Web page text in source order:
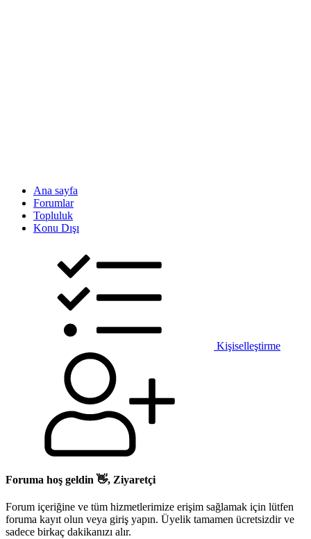
Ana sayfa
Forumlar
Topluluk
Konu Dışı
Kişiselleştirme
Foruma hoş geldin 👋, Ziyaretçi
Forum içeriğine ve tüm hizmetlerimize erişim sağlamak için lütfen
foruma kayıt olun veya giriş yapın. Üyelik tamamen ücretsizdir ve
sadece birkaç dakikanızı alır.